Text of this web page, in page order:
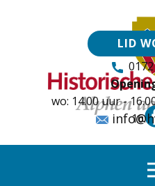
LID
wo: 14.00 uur -